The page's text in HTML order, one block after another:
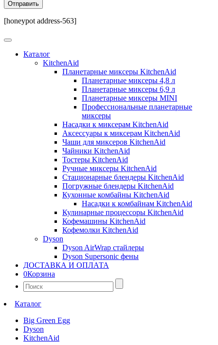
[honeypot address-563]
Каталог
KitchenAid
Планетарные миксеры KitchenAid
Планетарные миксеры 4,8 л
Планетарные миксеры 6,9 л
Планетарные миксеры MINI
Профессиональные планетарные
миксеры
Насадки к миксерам KitchenAid
Аксессуары к миксерам KitchenAid
Чаши для миксеров KitchenAid
Чайники KitchenAid
Тостеры KitchenAid
Ручные миксеры KitchenAid
Стационарные блендеры KitchenAid
Погружные блендеры KitchenAid
Кухонные комбайны KitchenAid
Насадки к комбайнам KitchenAid
Кулинарные процессоры KitchenAid
Кофемашины KitchenAid
Кофемолки KitchenAid
Dyson
Dyson AirWrap стайлеры
Dyson Supersonic фены
ДОСТАВКА И ОПЛАТА
0Корзина
Найти:
Каталог
Big Green Egg
Dyson
KitchenAid